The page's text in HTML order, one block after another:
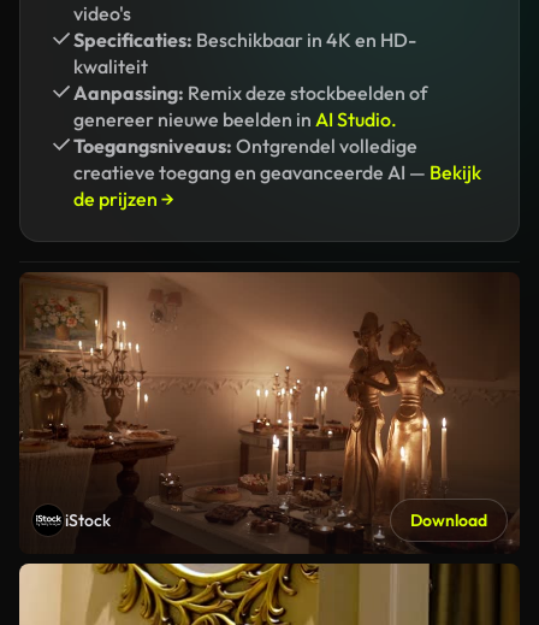
video's
Specificaties: Beschikbaar in 4K en HD-
kwaliteit
Aanpassing: Remix deze stockbeelden of
genereer nieuwe beelden in AI Studio.
Toegangsniveaus: Ontgrendel volledige
creatieve toegang en geavanceerde AI — Bekijk
de prijzen →
iStock Download